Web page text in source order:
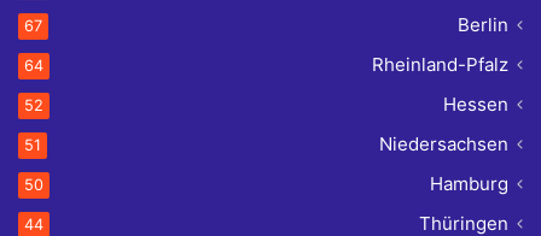
Berlin
67
Rheinland-Pfalz
64
Hessen
52
Niedersachsen
51
Hamburg
50
Thüringen
44